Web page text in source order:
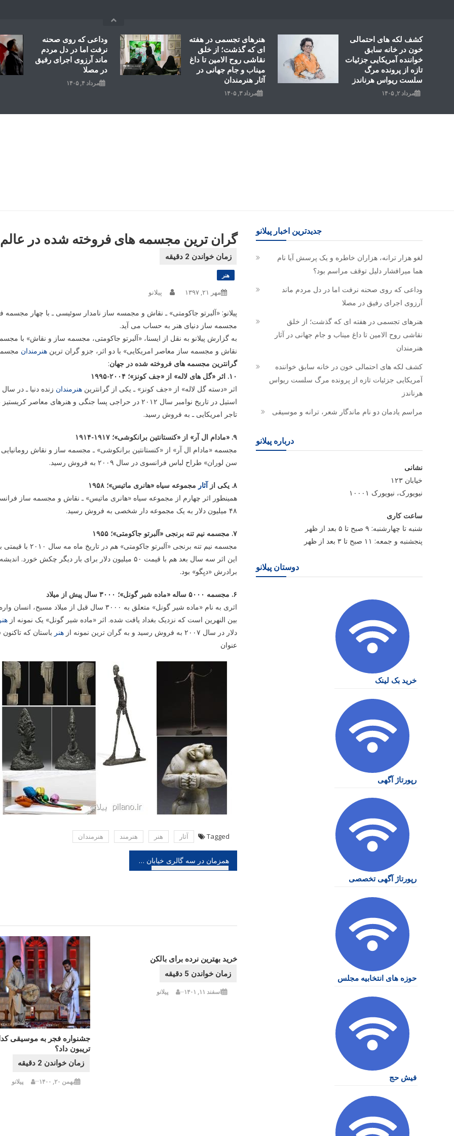
وداعی که روی صحنه
نرفت اما در دل مردم
ماند آرزوی اجرای رفیق
در مصلا
مرداد ۴, ۱۴۰۵
هنرهای تجسمی در هفته
ای که گذشت؛ از خلق
نقاشی روح الامین تا داغ
میناب و جام جهانی در
آثار هنرمندان
مرداد ۳, ۱۴۰۵
کشف لکه های احتمالی
خون در خانه سابق
خواننده آمریکایی جزئیات
تازه از پرونده مرگ
سلست ریواس هرناندز
مرداد ۲, ۱۴۰۵
گران ترین مجسمه های فروخته شده در
هنر
مهر ۲۱, ۱۳۹۷ پیلانو
پیلانو: «آلبرتو جاکومتی» ـ نقاش و مجمسه ساز نامدار سوئیسی ـ با چهار
مجسمه ساز دنیای هنر به حساب می آید.
به گزارش پیلانو به نقل از ایسنا، «آلبرتو جاکومتی، مجسمه ساز و نقاش» با
نقاش و مجسمه ساز معاصر امریکایی» با دو اثر، جزو گران ترین هنرمندان
گرانترین مجسمه های فروخته شده در جهان:
۱۰. اثر «گل های لاله» از «جف کونز»؛ ۲۰۰۴-۱۹۹۵
اثر «دسته گل لاله» از «جف کونز» ـ یکی از گرانترین هنرمندان
استیل در تاریخ نوامبر سال ۲۰۱۲ در حراجی پسا جنگی و هنرهای معاصر کریستیز با قیمت ۳۳ میلیون دلار به «استیو وین» ـ مجموعه دار
تاجر امریکایی ـ به فروش رسید.
۹. «مادام ال آر» از «کنستانتین برانکوشی»؛ ۱۹۱۷-۱۹۱۴
سن لوران» طراح لباس فرانسوی در سال ۲۰۰۹ به فروش رسید.
۸. یکی از آثار مجموعه سیاه «هانری ماتیس»؛ ۱۹۵۸
۴۸ میلیون دلار به یک مجموعه دار شخصی به فروش رسید.
۷. مجسمه نیم تنه برنجی «آلبرتو جاکومتی»؛ ۱۹۵۵
این اثر سه سال بعد هم با قیمت ۵۰ میلیون دلار برای بار
برادرش «دیِگو» بود.
۶. مجسمه ۵۰۰۰ ساله «ماده شیر گونل»؛ ۳۰۰۰ سال پیش از میلاد
بین النهرین است که نزدیک بغداد یافت شده. اثر «ماده شیر گونل» یک نمونه از هنر
دلار در سال ۲۰۰۷ به فروش رسید و به گران ترین نمونه از
هنر باستان که
عنوان
Tagged آثار هنر هنرمند هنرمندان
راهبری
همزمان در سه گالری خیابان ولیعصر را نظاره کنید
جشنواره فجر به موسیقی
تریبون داد؟
بهمن ۲۰, ۱۴۰۰ پیلانو
خرید بهترین نرده برای بالکن
اسفند ۱۱, ۱۴۰۱ پیلانو
جدیدترین اخبار پیلانو
لغو هزار ترانه، هزاران خاطره و یک پرسش آیا نام
هما میرافشار دلیل توقف مراسم بود؟
وداعی که روی صحنه نرفت اما در دل مردم ماند
آرزوی اجرای رفیق در مصلا
هنرهای تجسمی در هفته ای که گذشت؛ از خلق
نقاشی روح الامین تا داغ میناب و جام جهانی در آثار
هنرمندان
کشف لکه های احتمالی خون در خانه سابق خواننده
آمریکایی جزئیات تازه از پرونده مرگ سلست ریواس
هرناندز
مراسم یادمان دو نام ماندگار شعر، ترانه و موسیقی
درباره پیلانو
نشانی
خیابان ۱۲۳
نیویورک، نیویورک ۱۰۰۰۱
ساعت کاری
شنبه تا چهارشنبه: ۹ صبح تا ۵ بعد از ظهر
پنجشنبه و جمعه: ۱۱ صبح تا ۳ بعد از ظهر
دوستان پیلانو
خرید بک لینک
رپورتاژ آگهی
رپورتاژ آگهی تخصصی
حوزه های انتخابیه مجلس
فیش حج